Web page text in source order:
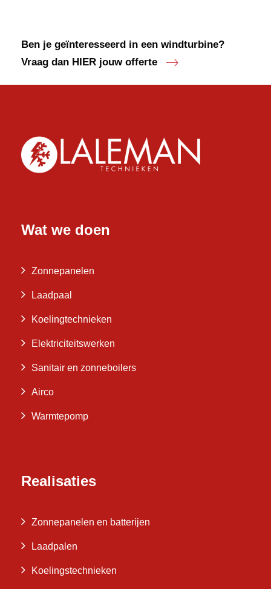
Ben je geïnteresseerd in een windturbine?
Vraag dan HIER jouw offerte
Wat we doen
Zonnepanelen
Laadpaal
Koelingtechnieken
Elektriciteitswerken
Sanitair en zonneboilers
Airco
Warmtepomp
Realisaties
Zonnepanelen en batterijen
Laadpalen
Koelingstechnieken